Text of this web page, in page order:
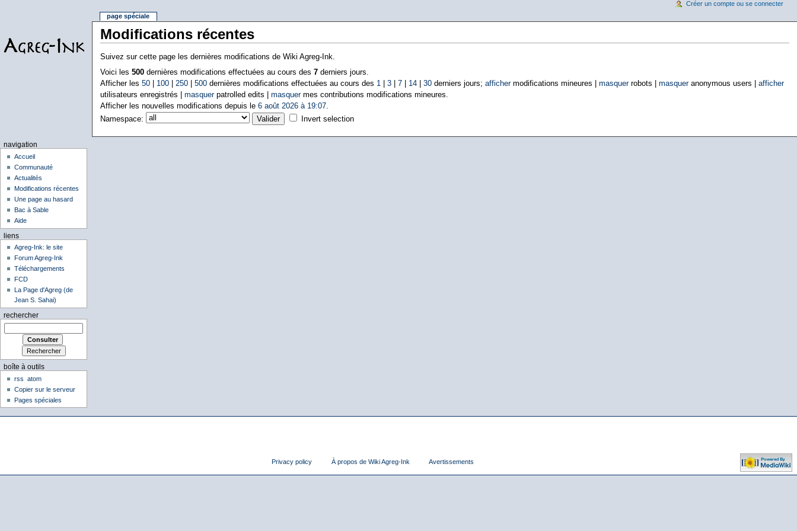
Modifications récentes
Suivez sur cette page les dernières modifications de Wiki Agreg-Ink.
Voici les 500dernières modifications effectuées au cours des 7derniers jours.
Afficher les 50| 100| 250| 500dernières modifications effectuées au cours des 1 3| 7| 14| 30derniers jours; affichermodifications mineures | masquerrobots | masqueranonymous users | afficher
utilisateurs enregistrés | masquerpatrolled edits | masquermes contributions modifications mineures.
Afficher les nouvelles modifications depuis le 6 août 2026 à 19:07.
Namespace:
Invert selection
page spéciale
Créer un compte ou se connecter
navigation
Accueil
Communauté
Actualités
Modifications récentes
Une page au hasard
Bac à Sable
Aide
liens
Agreg-Ink: le site
Forum Agreg-Ink
Téléchargements
FCD
La Page d'Agreg (de
Jean S. Sahai)
rechercher
boîte à outils
rss
atom
Copier sur le serveur
Pages spéciales
Privacy policy À propos de Wiki Agreg-Ink Avertissements